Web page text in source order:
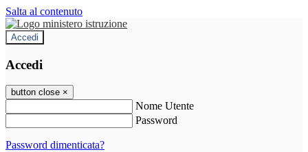
Salta al contenuto
Accedi
Accedi
button close ×
Nome Utente
Password
Password dimenticata?